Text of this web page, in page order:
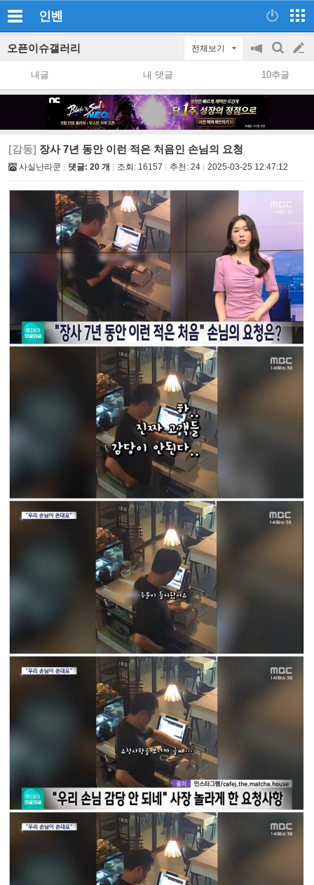
인벤
오픈이슈갤러리 전체보기
공
지
on/off
검
색
글
쓰
내글 내 댓글 10추글
[감동] 장사 7년 동안 이런 적은 처음인 손님의 요청
사실난라쿤 댓글: 20 개 조회: 16157 추천: 24 2025-03-25 12:47:12